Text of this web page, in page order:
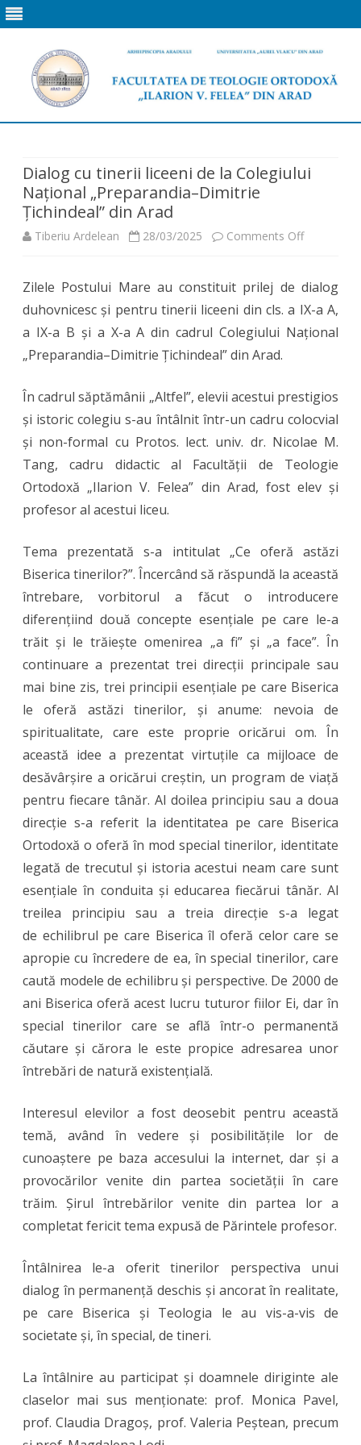
Dialog cu tinerii liceeni de la Colegiului
Național „Preparandia–Dimitrie
Țichindeal” din Arad
Tiberiu Ardelean 28/03/2025 Comments Offon
cu
la
Național
Țichindeal”
din
Arad
Zilele Postului Mare au constituit prilej de dialog
duhovnicesc și pentru tinerii liceeni din cls. a IX-a A,
a IX-a B și a X-a A din cadrul Colegiului Național
„Preparandia–Dimitrie Țichindeal” din Arad.
În cadrul săptămânii „Altfel”, elevii acestui prestigios
și istoric colegiu s-au întâlnit într-un cadru colocvial
și non-formal cu Protos. lect. univ. dr. Nicolae M.
Tang, cadru didactic al Facultății de Teologie
Ortodoxă „Ilarion V. Felea” din Arad, fost elev și
profesor al acestui liceu.
Tema prezentată s-a intitulat „Ce oferă astăzi
Biserica tinerilor?”. Încercând să răspundă la această
întrebare, vorbitorul a făcut o introducere
diferențiind două concepte esențiale pe care le-a
trăit și le trăiește omenirea „a fi” și „a face”. În
continuare a prezentat trei direcții principale sau
mai bine zis, trei principii esențiale pe care Biserica
le oferă astăzi tinerilor, și anume: nevoia de
spiritualitate, care este proprie oricărui om. În
această idee a prezentat virtuțile ca mijloace de
desăvârșire a oricărui creștin, un program de viață
pentru fiecare tânăr. Al doilea principiu sau a doua
direcție s-a referit la identitatea pe care Biserica
Ortodoxă o oferă în mod special tinerilor, identitate
legată de trecutul și istoria acestui neam care sunt
esențiale în conduita și educarea fiecărui tânăr. Al
treilea principiu sau a treia direcție s-a legat
de echilibrul pe care Biserica îl oferă celor care se
apropie cu încredere de ea, în special tinerilor, care
caută modele de echilibru și perspective. De 2000 de
ani Biserica oferă acest lucru tuturor fiilor Ei, dar în
special tinerilor care se află într-o permanentă
căutare și cărora le este propice adresarea unor
întrebări de natură existențială.
Interesul elevilor a fost deosebit pentru această
temă, având în vedere și posibilitățile lor de
cunoaștere pe baza accesului la internet, dar și a
provocărilor venite din partea societății în care
trăim. Șirul întrebărilor venite din partea lor a
completat fericit tema expusă de Părintele profesor.
Întâlnirea le-a oferit tinerilor perspectiva unui
dialog în permanență deschis și ancorat în realitate,
pe care Biserica și Teologia le au vis-a-vis de
societate și, în special, de tineri.
La întâlnire au participat și doamnele diriginte ale
claselor mai sus menționate: prof. Monica Pavel,
prof. Claudia Dragoș, prof. Valeria Peștean, precum